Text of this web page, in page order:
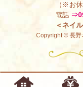
（※お
電話
＜ネイ
Copyright © 長野